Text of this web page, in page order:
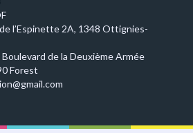
l’Espinette 2A, 1348 Ottignies-
de la Deuxième Armée
Forest